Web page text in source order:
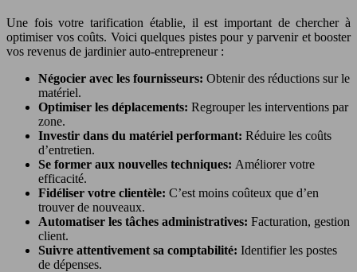
Une fois votre tarification établie, il est important de chercher à
optimiser vos coûts. Voici quelques pistes pour y parvenir et booster
vos revenus de jardinier auto-entrepreneur :
Négocier avec les fournisseurs: Obtenir des réductions sur le
matériel.
Optimiser les déplacements: Regrouper les interventions par
zone.
Investir dans du matériel performant: Réduire les coûts
d’entretien.
Se former aux nouvelles techniques: Améliorer votre
efficacité.
Fidéliser votre clientèle: C’est moins coûteux que d’en
trouver de nouveaux.
Automatiser les tâches administratives: Facturation, gestion
client.
Suivre attentivement sa comptabilité: Identifier les postes
de dépenses.